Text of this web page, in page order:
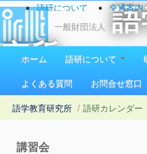
一般財団法人
究所
1923（大正12）年創
語研について 交通案内
お問い合わせ
ホーム 語研について
よくある質問
お問合せ窓口
語学教育研究所 / 語研カレンダー
講習会